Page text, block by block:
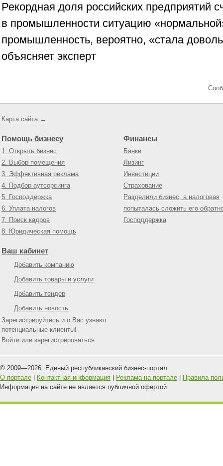
Рекордная доля российских предприятий
в промышленности ситуацию
промышленность, вероятно, «стала
объясняет эксперт
Карта сайта →
Помощь бизнесу
1. Открыть бизнес
2. Выбор помещения
3. Эффективная реклама
4. Подбор аутсорсинга
5. Господдержка
6. Уплата налогов
7. Поиск кадров
8. Юридическая помощь
Финансы
Банки
Лизинг
Инвестиции
Страхование
Разделили бизнес, а налоговая
попыталась сложить его
Господдержка
Ваш кабинет
Добавить компанию
Добавить товары и услуги
Добавить тендер
Добавить новость
Зарегистрируйтесь и о Вас узнают
потенциальные клиенты!
Войти или зарегистрироваться
© 2009—2026 Единый республиканский бизнес-портал
О портале
Контактная информация Реклама на портале
Правила
Информация на сайте не является публичной офертой